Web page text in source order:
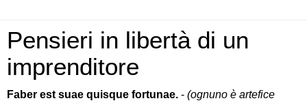
Pensieri in libertà di un
imprenditore
Faber est suae quisque fortunae. - (ognuno è artefice